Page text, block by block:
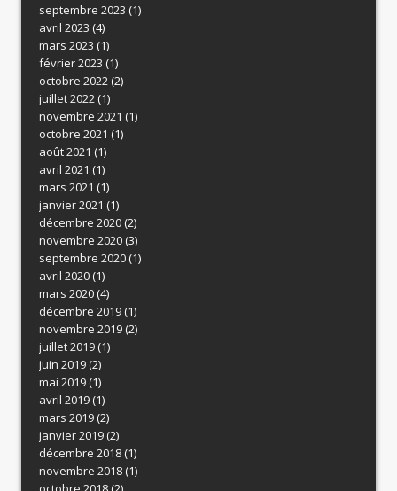
septembre 2023 (1)
avril 2023 (4)
mars 2023 (1)
février 2023 (1)
octobre 2022(2)
juillet 2022(1)
novembre 2021 (1)
octobre 2021 (1)
août 2021 (1)
avril 2021 (1)
mars 2021 (1)
janvier 2021 (1)
décembre 2020(2)
novembre 2020(3)
septembre 2020(1)
avril 2020(1)
mars 2020(4)
décembre 2019(1)
novembre 2019(2)
juillet 2019(1)
juin 2019(2)
mai 2019(1)
avril 2019(1)
mars 2019(2)
janvier 2019(2)
décembre 2018(1)
novembre 2018(1)